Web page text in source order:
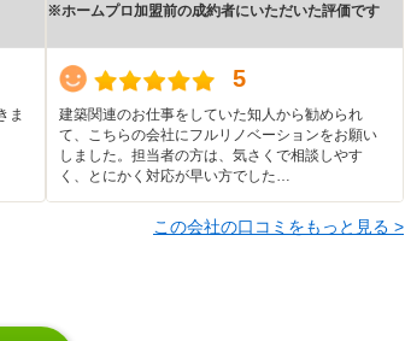
ま
※ホームプロ加盟前の成約者にいただいた評価です
5
建築関連のお仕事をしていた知人から勧められ
て、こちらの会社にフルリノベーションをお願い
しました。担当者の方は、気さくで相談しやす
く、とにかく対応が早い方でした…
この会社の口コミをもっと見る >